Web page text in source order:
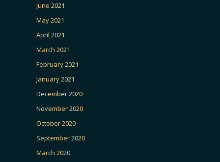
June 2021
May 2021
April 2021
March 2021
February 2021
January 2021
December 2020
November 2020
October 2020
September 2020
March 2020